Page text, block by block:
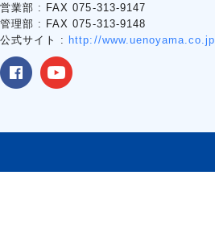
営業部 : FAX 075-313-9147
管理部 : FAX 075-313-9148
公式サイト : http://www.uenoyama.co.jp